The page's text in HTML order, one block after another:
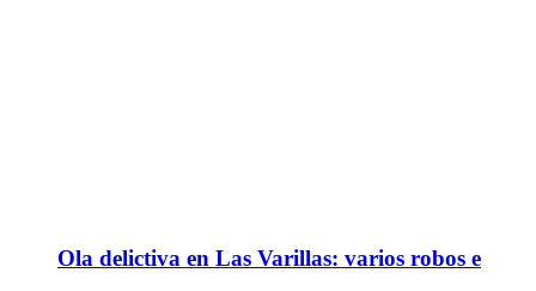
Ola delictiva en Las Varillas: varios robos e